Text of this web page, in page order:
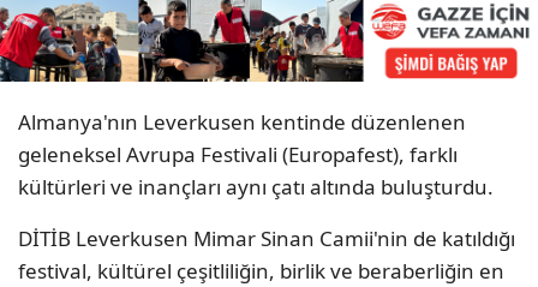
Almanya'nın Leverkusen kentinde düzenlenen
geleneksel Avrupa Festivali (Europafest), farklı
kültürleri ve inançları aynı çatı altında buluşturdu.
DİTİB Leverkusen Mimar Sinan Camii'nin de katıldığı
festival, kültürel çeşitliliğin, birlik ve beraberliğin en